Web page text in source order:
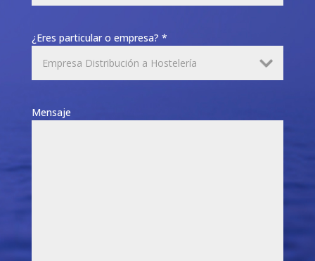
¿Eres particular o empresa? *
Mensaje